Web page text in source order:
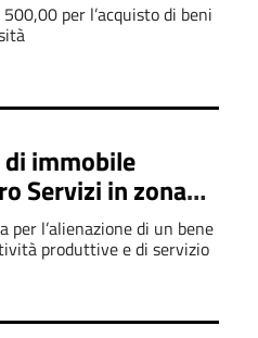
per l’acquisto di beni
immobile
Servizi in zona
per l’alienazione di un bene
produttive e di servizio